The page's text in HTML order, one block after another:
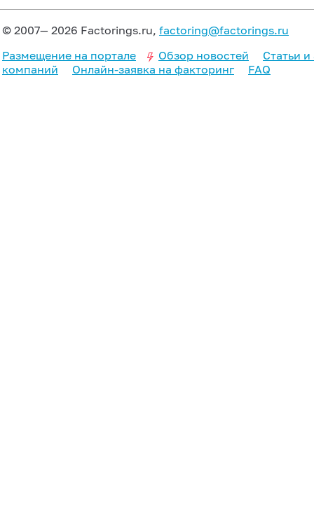
© 2007— 2026 Factorings.ru, factoring@factorings.ru
Размещение на портале
Обзор новостей
Статьи
компаний
Онлайн-заявка на факторинг FAQ